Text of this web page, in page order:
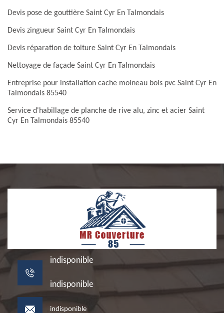
Devis pose de gouttière Saint Cyr En Talmondais
Devis zingueur Saint Cyr En Talmondais
Devis réparation de toiture Saint Cyr En Talmondais
Nettoyage de façade Saint Cyr En Talmondais
Entreprise pour installation cache moineau bois pvc Saint Cyr En
Talmondais 85540
Service d'habillage de planche de rive alu, zinc et acier Saint
Cyr En Talmondais 85540
indisponible
indisponible
indisponible